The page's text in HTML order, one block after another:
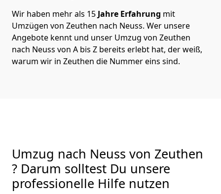
Wir haben mehr als 15 Jahre Erfahrung mit
Umzügen von Zeuthen nach Neuss. Wer unsere
Angebote kennt und unser Umzug von Zeuthen
nach Neuss von A bis Z bereits erlebt hat, der weiß,
warum wir in Zeuthen die Nummer eins sind.
Umzug nach Neuss von Zeuthen
? Darum solltest Du unsere
professionelle Hilfe nutzen